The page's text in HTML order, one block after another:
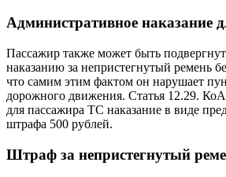
Административное наказание
Пассажир также может быть
наказанию за непристегнутый ремень
что самим этим фактом он нарушает
дорожного движения. Статья 12.29.
для пассажира ТС наказание в виде
штрафа 500 рублей.
Штраф за непристегнутый